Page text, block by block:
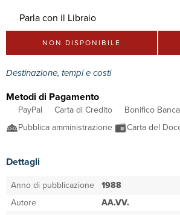
Parla con il Libraio
NON DISPONIBILE
Destinazione, tempi e costi
Metodi di Pagamento
PayPal Carta di Credito
Bonifico
Pubblica amministrazione
Carta del
Dettagli
Anno di pubblicazione 1988
Autore
AA.VV.